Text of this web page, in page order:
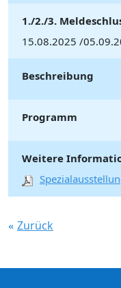
1./2./3.
15.08.2025 /
Beschreibung
Programm
Weitere
Zurück